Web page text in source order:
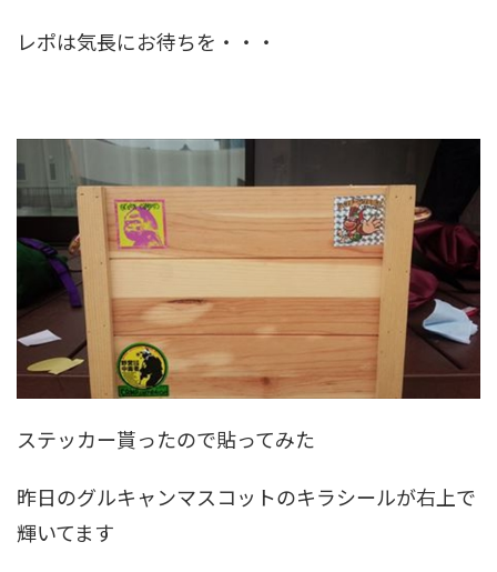
レポは気長にお待ちを・・・
ステッカー貰ったので貼ってみた
昨日のグルキャンマスコットのキラシールが右上で
輝いてます